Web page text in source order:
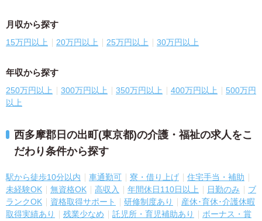
月収から探す
15万円以上 20万円以上 25万円以上 30万円以上
年収から探す
250万円以上 300万円以上 350万円以上 400万円以上
500万円
以上
西多摩郡日の出町(東京都)の介護・福祉の求人をこ
だわり条件から探す
駅から徒歩10分以内 車通勤可 寮・借り上げ
住宅手当・補助
未経験OK
無資格OK 高収入 年間休日110日以上 日勤のみ
ブ
ランクOK
資格取得サポート 研修制度あり
産休･育休･介護休暇
取得実績あり
残業少なめ 託児所・育児補助あり
ボーナス・賞